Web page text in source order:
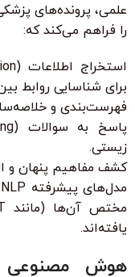
را فراهم می‌کند که:
برای شناسایی روابط
فهرست‌بندی و
زیستی.
کشف مفاهیم پنهان و
یافته‌اند.